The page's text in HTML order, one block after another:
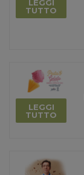
LEGGI
TUTTO
LEGGI
TUTTO